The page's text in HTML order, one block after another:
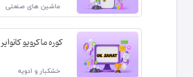
ماشین های صنعتی
کوره ماکرویو کانوایر
خشکبار و ادویه